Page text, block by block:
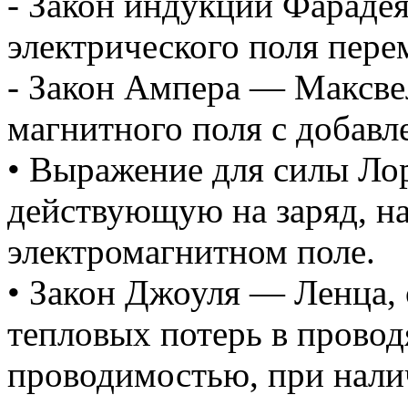
электрического поля
- Закон Ампера —
магнитного поля с
• Выражение для силы
действующую на заряд,
электромагнитном поле.
• Закон Джоуля —
тепловых потерь в
проводимостью, при